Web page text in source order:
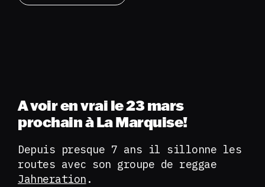
A voir en vrai le 23 mars
prochain à La Marquise!
Depuis presque 7 ans il sillonne les
routes avec son groupe de reggae
Jahneration .